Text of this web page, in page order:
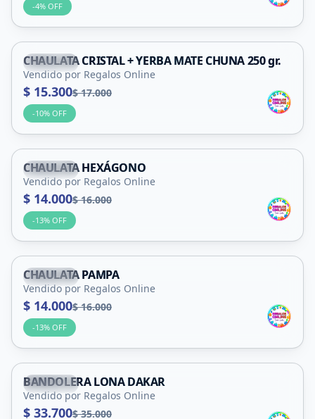
-4% OFF
Capital
CHAULATA CRISTAL + YERBA MATE CHUNA 250 gr.
Vendido por Regalos Online
$ 15.300$ 17.000
-10% OFF
Capital
CHAULATA HEXÁGONO
Vendido por Regalos Online
$ 14.000$ 16.000
-13% OFF
Capital
CHAULATA PAMPA
Vendido por Regalos Online
$ 14.000$ 16.000
-13% OFF
Capital
BANDOLERA LONA DAKAR
Vendido por Regalos Online
$ 33.700$ 35.000